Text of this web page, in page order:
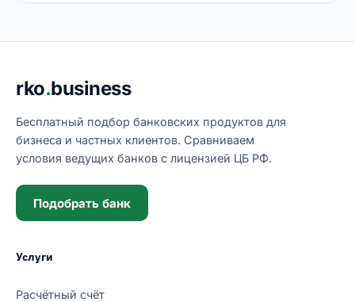
Подвал сайта
rko.business
Бесплатный подбор банковских продуктов для
бизнеса и частных клиентов. Сравниваем
условия ведущих банков с лицензией ЦБ РФ.
Подобрать банк
Услуги
Расчётный счёт